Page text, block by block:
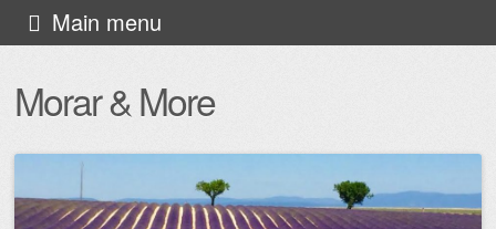
Morar & More
Main menu
Skip
to
content